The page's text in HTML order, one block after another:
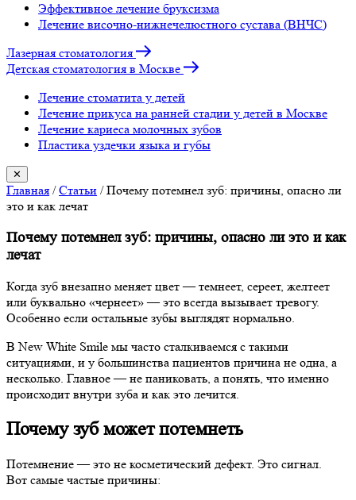
Эффективное лечение бруксизма
Лечение височно-нижнечелюстного сустава (ВНЧС)
Лазерная стоматология
Детская стоматология в Москве
Лечение стоматита у детей
Лечение прикуса на ранней стадии у детей в Москве
Лечение кариеса молочных зубов
Пластика уздечки языка и губы
✕
Главная / Статьи / Почему потемнел зуб: причины, опасно ли
это и как лечат
Почему потемнел зуб: причины, опасно ли это и как
лечат
Когда зуб внезапно меняет цвет — темнеет, сереет, желтеет
или буквально «чернеет» — это всегда вызывает тревогу.
Особенно если остальные зубы выглядят нормально.
В New White Smile мы часто сталкиваемся с такими
ситуациями, и у большинства пациентов причина не одна, а
несколько. Главное — не паниковать, а понять, что именно
происходит внутри зуба и как это лечится.
Почему зуб может потемнеть
Потемнение — это не косметический дефект. Это сигнал.
Вот самые частые причины: